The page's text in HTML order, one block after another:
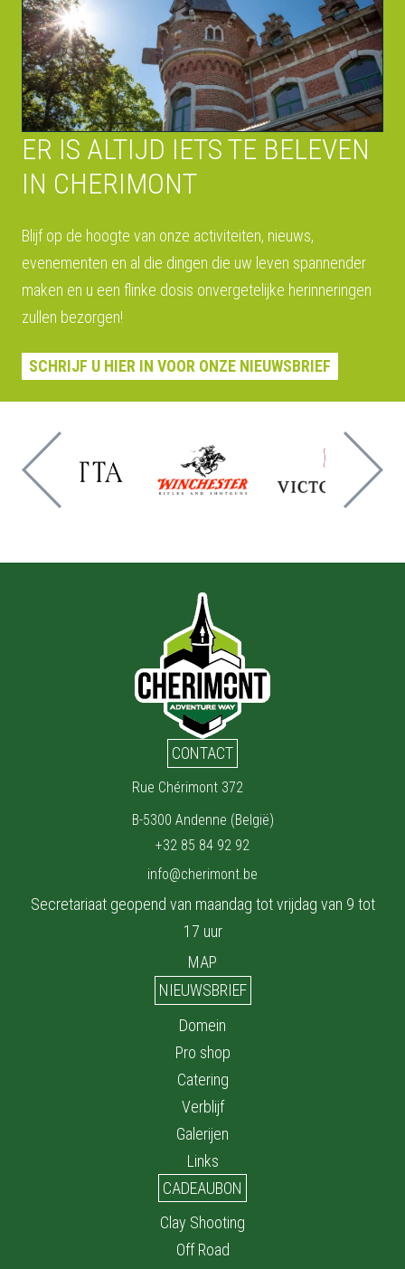
ER IS ALTIJD IETS TE BELEVEN
IN CHERIMONT
Blijf op de hoogte van onze activiteiten, nieuws,
evenementen en al die dingen die uw leven spannender
maken en u een flinke dosis onvergetelijke herinneringen
zullen bezorgen!
SCHRIJF U HIER IN VOOR ONZE NIEUWSBRIEF
CONTACT
Rue Chérimont 372
B-5300 Andenne (België)
+32 85 84 92 92
info@cherimont.be
Secretariaat geopend van maandag tot vrijdag van 9 tot
17 uur
MAP
NIEUWSBRIEF
Domein
Pro shop
Catering
Verblijf
Galerijen
Links
CADEAUBON
Clay Shooting
Off Road